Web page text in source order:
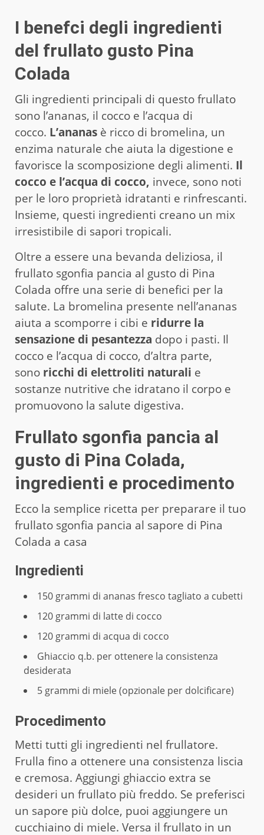
I benefci degli ingredienti
del frullato gusto Pina
Colada
Gli ingredienti principali di questo frullato
sono l’ananas, il cocco e l’acqua di
cocco. L’ananas è ricco di bromelina, un
enzima naturale che aiuta la digestione e
favorisce la scomposizione degli alimenti. Il
cocco e l’acqua di cocco, invece, sono noti
per le loro proprietà idratanti e rinfrescanti.
Insieme, questi ingredienti creano un mix
irresistibile di sapori tropicali.
Oltre a essere una bevanda deliziosa, il
frullato sgonfia pancia al gusto di Pina
Colada offre una serie di benefici per la
salute. La bromelina presente nell’ananas
aiuta a scomporre i cibi e ridurre la
sensazione di pesantezza dopo i pasti. Il
cocco e l’acqua di cocco, d’altra parte,
sono ricchi di elettroliti naturali e
sostanze nutritive che idratano il corpo e
promuovono la salute digestiva.
Frullato sgonfia pancia al
gusto di Pina Colada,
ingredienti e procedimento
Ecco la semplice ricetta per preparare il tuo
frullato sgonfia pancia al sapore di Pina
Colada a casa
Ingredienti
150 grammi di ananas fresco tagliato a cubetti
120 grammi di latte di cocco
120 grammi di acqua di cocco
Ghiaccio q.b. per ottenere la consistenza
desiderata
5 grammi di miele (opzionale per dolcificare)
Procedimento
Metti tutti gli ingredienti nel frullatore.
Frulla fino a ottenere una consistenza liscia
e cremosa. Aggiungi ghiaccio extra se
desideri un frullato più freddo. Se preferisci
un sapore più dolce, puoi aggiungere un
cucchiaino di miele. Versa il frullato in un